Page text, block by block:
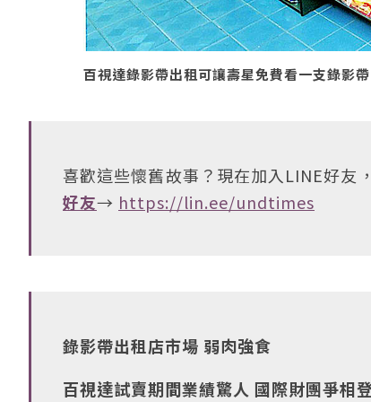
百視達錄影帶出租可讓壽星免費看一支錄影
喜歡這些懷舊故事？現在加入LINE好友
好友→ https://lin.ee/undtimes
錄影帶出租店市場 弱肉強食
百視達試賣期間業績驚人 國際財團爭相